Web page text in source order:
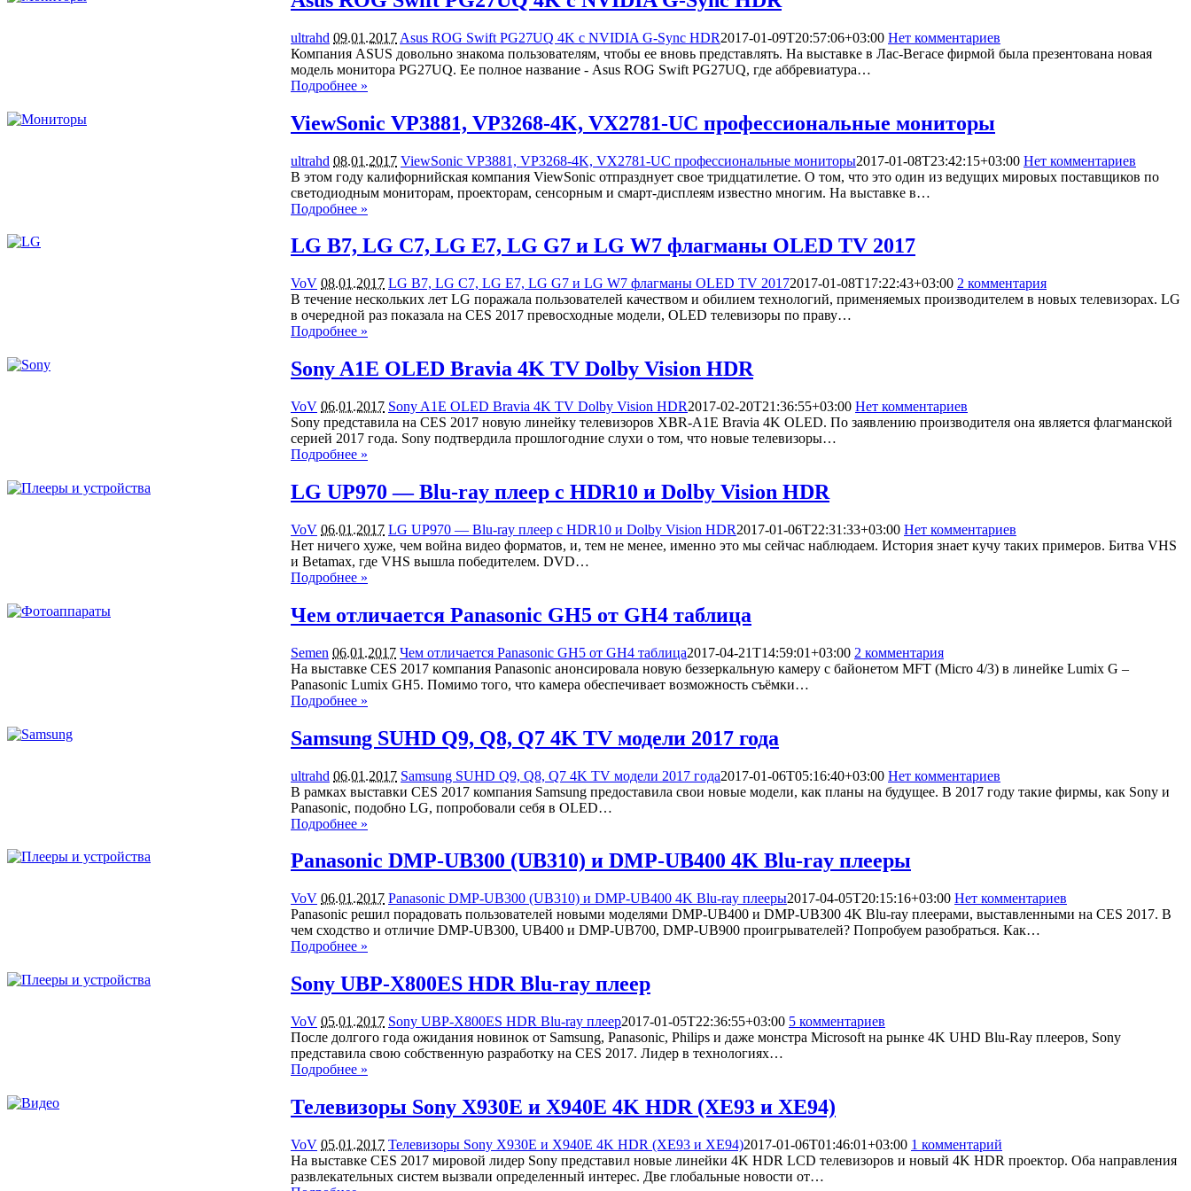
ultrahd 09.01.2017 Asus ROG Swift PG27UQ 4K с NVIDIA G-Sync HDR2017-01-09T20:57:06+03:00 Нет комментариев
Компания ASUS довольно знакома пользователям, чтобы ее вновь представлять. На выставке в Лас-Вегасе фирмой была презентована новая
модель монитора PG27UQ. Ее полное название - Asus ROG Swift PG27UQ, где аббревиатура…
Подробнее »
ViewSonic VP3881, VP3268-4K, VX2781-UC профессиональные мониторы
ultrahd 08.01.2017 ViewSonic VP3881, VP3268-4K, VX2781-UC профессиональные мониторы2017-01-08T23:42:15+03:00 Нет комментариев
В этом году калифорнийская компания ViewSonic отпразднует свое тридцатилетие. О том, что это один из ведущих мировых поставщиков по
светодиодным мониторам, проекторам, сенсорным и смарт-дисплеям известно многим. На выставке в…
Подробнее »
LG B7, LG C7, LG E7, LG G7 и LG W7 флагманы OLED TV 2017
VoV 08.01.2017 LG B7, LG C7, LG E7, LG G7 и LG W7 флагманы OLED TV 20172017-01-08T17:22:43+03:00 2 комментария
В течение нескольких лет LG поражала пользователей качеством и обилием технологий, применяемых производителем в новых телевизорах. LG
в очередной раз показала на CES 2017 превосходные модели, OLED телевизоры по праву…
Подробнее »
Sony A1E OLED Bravia 4K TV Dolby Vision HDR
VoV 06.01.2017 Sony A1E OLED Bravia 4K TV Dolby Vision HDR2017-02-20T21:36:55+03:00 Нет комментариев
Sony представила на CES 2017 новую линейку телевизоров XBR-A1E Bravia 4K OLED. По заявлению производителя она является флагманской
серией 2017 года. Sony подтвердила прошлогодние слухи о том, что новые телевизоры…
Подробнее »
LG UP970 — Blu-ray плеер с HDR10 и Dolby Vision HDR
VoV 06.01.2017 LG UP970 — Blu-ray плеер с HDR10 и Dolby Vision HDR2017-01-06T22:31:33+03:00 Нет комментариев
Нет ничего хуже, чем война видео форматов, и, тем не менее, именно это мы сейчас наблюдаем. История знает кучу таких примеров. Битва VHS
и Betamax, где VHS вышла победителем. DVD…
Подробнее »
Чем отличается Panasonic GH5 от GH4 таблица
Semen 06.01.2017 Чем отличается Panasonic GH5 от GH4 таблица2017-04-21T14:59:01+03:00 2 комментария
На выставке CES 2017 компания Panasonic анонсировала новую беззеркальную камеру с байонетом MFT (Micro 4/3) в линейке Lumix G –
Panasonic Lumix GH5. Помимо того, что камера обеспечивает возможность съёмки…
Подробнее »
Samsung SUHD Q9, Q8, Q7 4K TV модели 2017 года
ultrahd 06.01.2017 Samsung SUHD Q9, Q8, Q7 4K TV модели 2017 года2017-01-06T05:16:40+03:00 Нет комментариев
В рамках выставки CES 2017 компания Samsung предоставила свои новые модели, как планы на будущее. В 2017 году такие фирмы, как Sony и
Panasonic, подобно LG, попробовали себя в OLED…
Подробнее »
Panasonic DMP-UB300 (UB310) и DMP-UB400 4K Blu-ray плееры
VoV 06.01.2017 Panasonic DMP-UB300 (UB310) и DMP-UB400 4K Blu-ray плееры2017-04-05T20:15:16+03:00 Нет комментариев
Panasonic решил порадовать пользователей новыми моделями DMP-UB400 и DMP-UB300 4K Blu-ray плеерами, выставленными на CES 2017. В
чем сходство и отличие DMP-UB300, UB400 и DMP-UB700, DMP-UB900 проигрывателей? Попробуем разобраться. Как…
Подробнее »
Sony UBP-X800ES HDR Blu-ray плеер
VoV 05.01.2017 Sony UBP-X800ES HDR Blu-ray плеер2017-01-05T22:36:55+03:00 5 комментариев
После долгого года ожидания новинок от Samsung, Panasonic, Philips и даже монстра Microsoft на рынке 4K UHD Blu-Ray плееров, Sony
представила свою собственную разработку на CES 2017. Лидер в технологиях…
Подробнее »
Телевизоры Sony X930E и X940E 4K HDR (XE93 и XE94)
VoV 05.01.2017 Телевизоры Sony X930E и X940E 4K HDR (XE93 и XE94)2017-01-06T01:46:01+03:00 1 комментарий
На выставке CES 2017 мировой лидер Sony представил новые линейки 4K HDR LCD телевизоров и новый 4K HDR проектор. Оба направления
развлекательных систем вызвали определенный интерес. Две глобальные новости от…